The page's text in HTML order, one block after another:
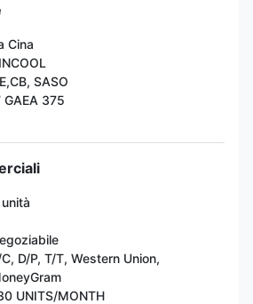
Cina
SASO
GAEA 375
D/P, T/T, Western Union,
UNITS/MONTH